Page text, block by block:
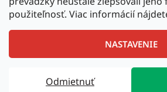
použiteľnosť. Viac informácií
NASTAVENIE
Odmietnuť
Upravil
Copyright 2026LCnaradie.sk
.